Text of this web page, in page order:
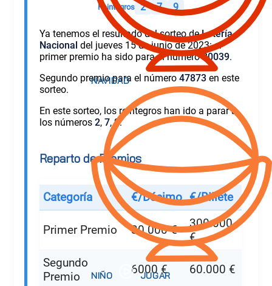
Reintegros 2 7 9
Ya tenemos el resultado del sorteo deLotería
Nacional del jueves 15 de junio de 2023: el
primer premio ha sido para el número20039.
Segundo premio para el número 47873en este
sorteo.
En este sorteo, los reintegros han ido a parar a
los números 2, 7,9 .
Reparto de Premios
Categoría €/Décimo €/Billete
Primer Premio 30.000 €
300.000
€
Segundo
Premio
6000 € 60.000 €